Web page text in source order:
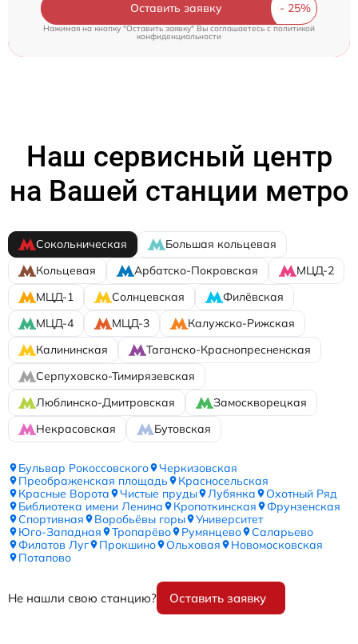
Оставить заявку
Нажимая на кнопку "Оставить заявку" Вы соглашаетесь cполитикой
конфиденциальности
Наш сервисный центр
на Вашей станции метро
Сокольническая
Большая кольцевая
Кольцевая
Арбатско-Покровская
МЦД-2
МЦД-1
Солнцевская
Филёвская
МЦД-4
МЦД-3
Калужско-Рижская
Калининская
Таганско-Краснопресненская
Серпуховско-Тимирязевская
Люблинско-Дмитровская
Замоскворецкая
Некрасовская
Бутовская
Бульвар Рокоссовского
Черкизовская
Преображенская площадь
Красносельская
Красные Ворота
Чистые пруды Лубянка
Охотный Ряд
Библиотека имени Ленина
Кропоткинская
Фрунзенская
Спортивная
Воробьёвы горы
Университет
Юго-Западная
Тропарёво Румянцево
Саларьево
Филатов Луг
Прокшино Ольховая
Новомосковская
Потапово
Не нашли свою станцию? Оставить заявку